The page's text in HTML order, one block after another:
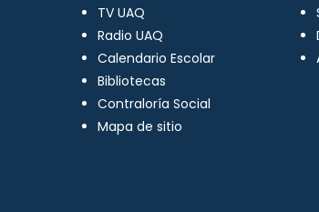
TV UAQ
Radio UAQ
Calendario Escolar
Bibliotecas
Contraloría Social
Mapa de sitio